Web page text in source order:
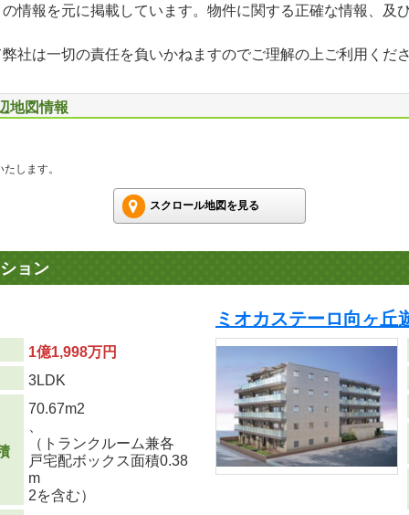
の情報を元に掲載しています。物件に関する正確な情報、及
社は一切の責任を負いかねますのでご理解の上ご利用くだ
地図情報
します。
スクロール地図を見る
ョン
1億1,998万円
3LDK
70.67m2
（トランクルーム兼各
戸宅配ボックス面積0.38
m
2を含む）
ミオカステーロ向ヶ